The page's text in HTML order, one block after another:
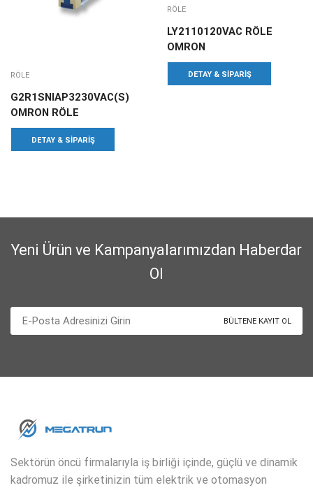
RÖLE
G2R1SNIAP3230VAC(S)
OMRON RÖLE
DETAY & SIPARIŞ
RÖLE
LY2110120VAC RÖLE
OMRON
DETAY & SIPARIŞ
Yeni Ürün ve Kampanyalarımızdan Haberdar
Ol
Sektörün öncü firmalarıyla iş birliği içinde, güçlü ve dinamik
kadromuz ile şirketinizin tüm elektrik ve otomasyon